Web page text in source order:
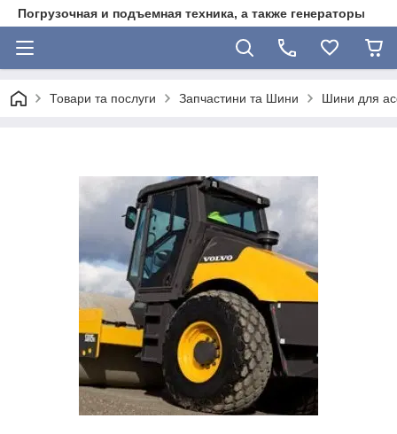
Погрузочная и подъемная техника, а также генераторы
Товари та послуги Запчастини та Шини Шини для